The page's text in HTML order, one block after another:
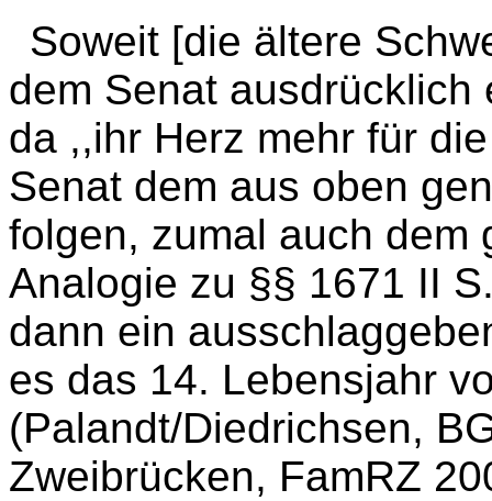
Soweit [die ältere
dem Senat
da ,,ihr Herz mehr für
Senat dem aus oben
folgen, zumal auch dem
Analogie zu §§ 1671 II
dann ein
es das 14. Lebensjahr
(Palandt/Diedrichsen,
Zweibrücken, FamRZ